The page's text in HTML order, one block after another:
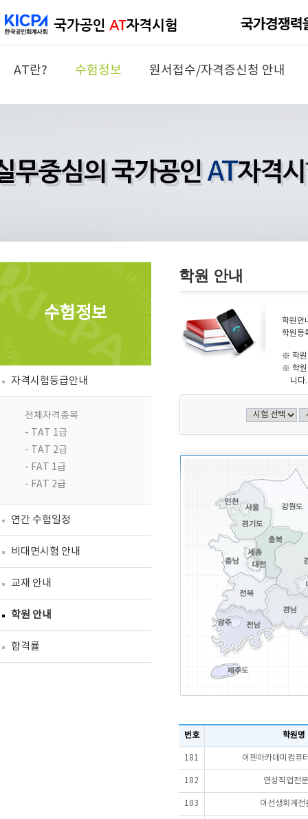
AT란? 수험정보 원서접수/자격증신청 안내
수험정보
자격시험등급안내
전체자격종목
- TAT 1급
- TAT 2급
- FAT 1급
- FAT 2급
연간 수험일정
비대면시험 안내
교재 안내
학원 안내
합격률
학원 안내
학원안
학원등
※ 학원
※ 학원
니다.
번호 학원명
181 이젠아카데미컴퓨
182 연성직업전
183 이선생회계전